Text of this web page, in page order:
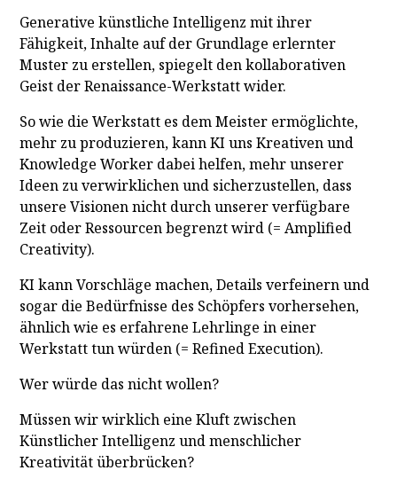
Generative künstliche Intelligenz mit ihrer
Fähigkeit, Inhalte auf der Grundlage erlernter
Muster zu erstellen, spiegelt den kollaborativen
Geist der Renaissance-Werkstatt wider.
So wie die Werkstatt es dem Meister ermöglichte,
mehr zu produzieren, kann KI uns Kreativen und
Knowledge Worker dabei helfen, mehr unserer
Ideen zu verwirklichen und sicherzustellen, dass
unsere Visionen nicht durch unserer verfügbare
Zeit oder Ressourcen begrenzt wird (= Amplified
Creativity).
KI kann Vorschläge machen, Details verfeinern und
sogar die Bedürfnisse des Schöpfers vorhersehen,
ähnlich wie es erfahrene Lehrlinge in einer
Werkstatt tun würden (= Refined Execution).
Wer würde das nicht wollen?
Müssen wir wirklich eine Kluft zwischen
Künstlicher Intelligenz und menschlicher
Kreativität überbrücken?